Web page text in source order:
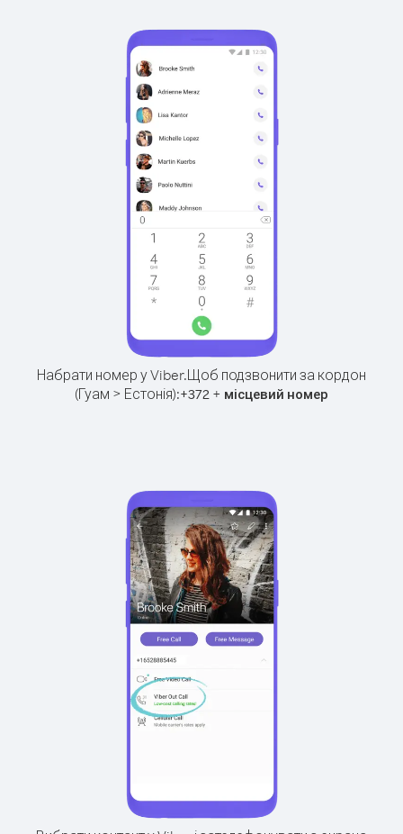
Набрати номер у Viber.Щоб подзвонити за кордон
(Гуам > Естонія):+372 + місцевий номер